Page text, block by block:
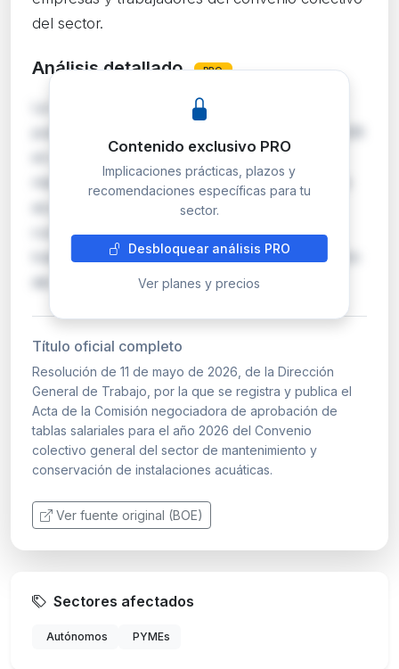
del sector.
Análisis detallado PRO
La Dirección General de Trabajo registra y
en el convenio colectivo del sector de
mantenimiento y conservación de instalaciones
acuáticas. Estas tablas son de obligado
cumplimiento para todas las empresas y
trabajadores incluidos en el ámbito de aplicación
del convenio.…
Contenido exclusivo PRO
Implicaciones prácticas, plazos y
recomendaciones específicas para tu
sector.
Desbloquear análisis PRO
Ver planes y precios
Título oficial completo
Resolución de 11 de mayo de 2026, de la Dirección
General de Trabajo, por la que se registra y publica el
Acta de la Comisión negociadora de aprobación de
tablas salariales para el año 2026 del Convenio
colectivo general del sector de mantenimiento y
conservación de instalaciones acuáticas.
Ver fuente original (BOE)
Sectores afectados
Autónomos PYMEs